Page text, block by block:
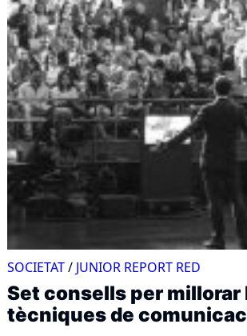
SOCIETAT/ JUNIOR REPORT RED
Set consells per millorar
tècniques de